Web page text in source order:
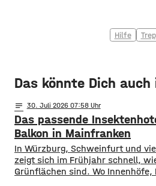
Hilfe
Das könnte Dich
notes 30. Juli 2026 07:58
Das passende
Balkon in Mainfranken
In Würzburg, Schweinfurt und
zeigt sich im Frühjahr schnell,
Grünflächen sind. Wo Innenhöfe,